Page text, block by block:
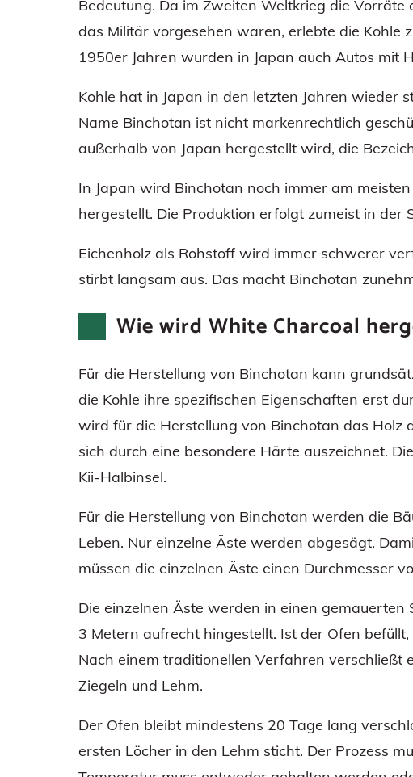
Bedeutung. Da im Zweiten Weltkrieg die
das Militär vorgesehen waren, erlebte die Kohle
1950er Jahren wurden in Japan auch Autos mit
Kohle hat in Japan in den letzten Jahren wieder
Name Binchotan ist nicht markenrechtlich
außerhalb von Japan hergestellt wird, die
In Japan wird Binchotan noch immer am
hergestellt. Die Produktion erfolgt zumeist in der
Eichenholz als Rohstoff wird immer schwerer
stirbt langsam aus. Das macht Binchotan
Wie wird White Charcoal
Für die Herstellung von Binchotan kann
die Kohle ihre spezifischen Eigenschaften erst
wird für die Herstellung von Binchotan das Holz
sich durch eine besondere Härte auszeichnet.
Kii-Halbinsel.
Für die Herstellung von Binchotan werden die
Leben. Nur einzelne Äste werden abgesägt.
müssen die einzelnen Äste einen Durchmesser
Die einzelnen Äste werden in einen
3 Metern aufrecht hingestellt. Ist der Ofen
Nach einem traditionellen Verfahren verschließt
Ziegeln und Lehm.
Der Ofen bleibt mindestens 20 Tage lang
ersten Löcher in den Lehm sticht. Der Prozess